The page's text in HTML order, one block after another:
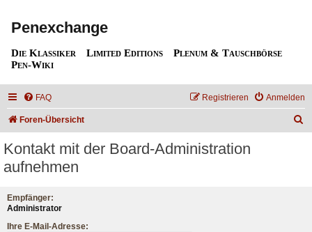
Penexchange
Die Klassiker Limited Editions
Plenum & Tauschbörse
Pen-Wiki
FAQ Anmelden
Registrieren
Foren-Übersicht
Kontakt mit der Board-Administration
aufnehmen
Empfänger:
Administrator
Ihre E-Mail-Adresse: